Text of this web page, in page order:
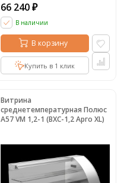
66 240 ₽
В наличии
В корзину
Купить в 1 клик
Витрина
среднетемпературная Полюс
А57 VM 1,2-1 (ВХС-1,2 Арго XL)